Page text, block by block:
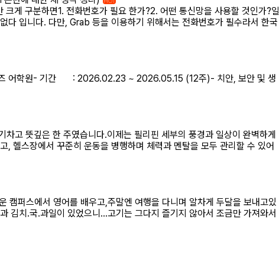
게 구분하면1. 전화번호가 필요 한가?2. 어떤 통신망을 사용할 것인가?일
다 입니다. 다만, Grab 등을 이용하기 위해서는 전화번호가 필수라서 한국
어학원- 기간 : 2026.02.23 ~ 2026.05.15 (12주)- 치안, 보안 및 생
고 뜻깊은 한 주였습니다.​이제는 필리핀 세부의 풍경과 일상이 완벽하게
, 헬스장에서 꾸준히 운동을 병행하며 체력과 멘탈을 모두 관리할 수 있어
캠퍼스에서 영어를 배우고,주말엔 여행을 다니며 알차게 두달을 보내고있
김치.국.과일이 있었으니...고기는 그다지 즐기지 않아서 조금만 가져와서